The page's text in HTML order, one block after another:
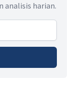
analisis harian.